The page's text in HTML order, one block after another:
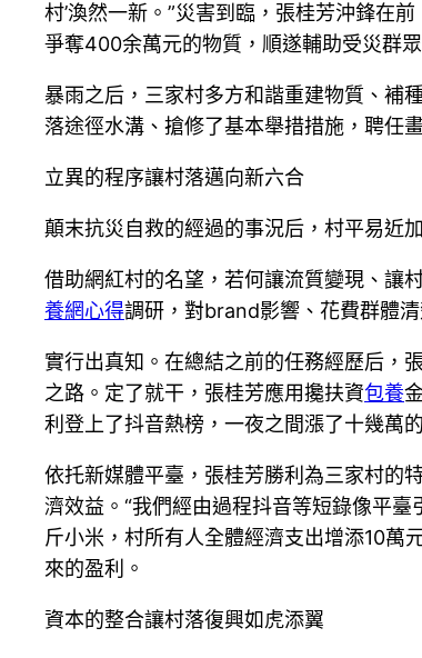
村’渙然一新。”災害到臨，張桂芳沖鋒在
爭奪400余萬元的物質，順遂輔助受災群眾
暴雨之后，三家村多方和諧重建物質、補
落途徑水溝、搶修了基本舉措措施，聘任
立異的程序讓村落邁向新六合
顛末抗災自救的經過的事況后，村平易近
借助網紅村的名望，若何讓流質變現、讓
養網心得調研，對brand影響、花費群體
實行出真知。在總結之前的任務經歷后，
之路。定了就干，張桂芳應用攙扶資包養
利登上了抖音熱榜，一夜之間漲了十幾萬
依托新媒體平臺，張桂芳勝利為三家村的
濟效益。“我們經由過程抖音等短錄像平
斤小米，村所有人全體經濟支出增添10萬
來的盈利。
資本的整合讓村落復興如虎添翼